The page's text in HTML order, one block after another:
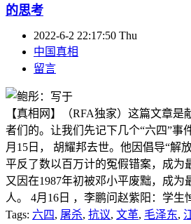
的思考
2022-6-2 22:17:50 Thu
中国真相
留言
【真相网】（RFA独家）这篇文章
者们的。让我们先记下几个“六四”事
月15日， 胡耀邦去世。他因倡导“解
平反了数以百万计的冤假错案，成为
又因在1987年初被邓小平废黜，成为
人。 4月16日 ，李鹏问赵紫阳：学生
Tags: 六四, 屠杀, 抗议, 文革, 毛泽东,